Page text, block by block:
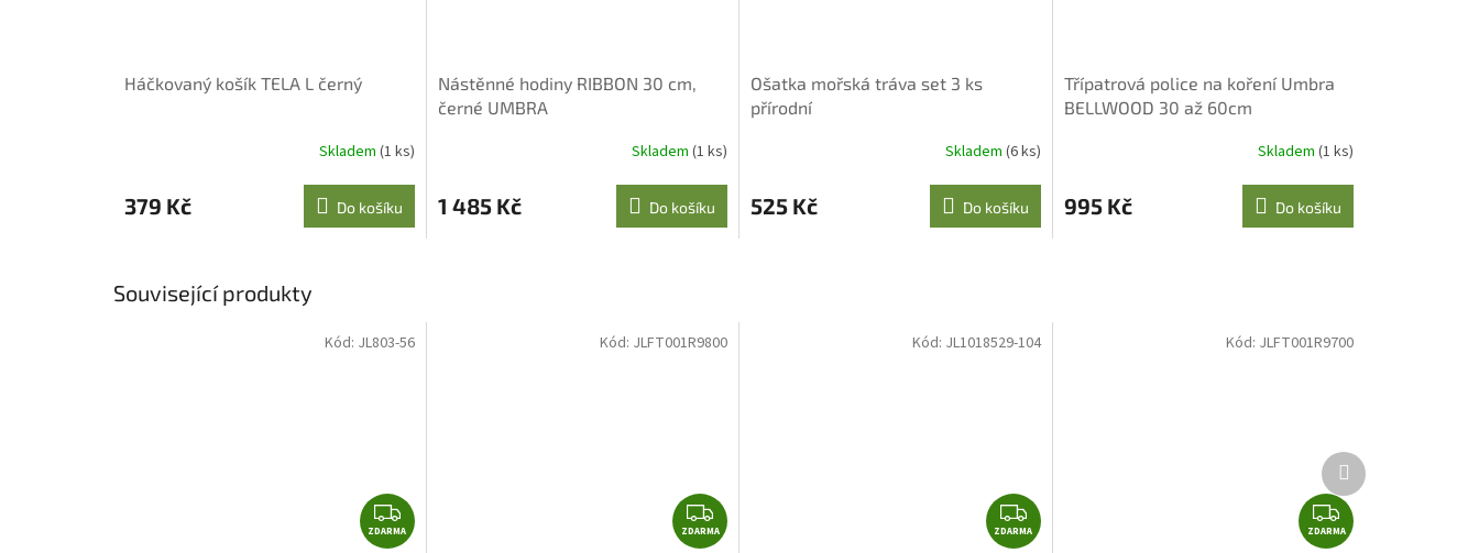
Háčkovaný košík TELA L černý
Skladem (1 ks)
379 Kč Do košíku
Nástěnné hodiny RIBBON 30 cm,
černé UMBRA
Skladem (1 ks)
1 485 Kč Do košíku
Ošatka mořská tráva set 3 ks
přírodní
Skladem (6 ks)
525 Kč Do košíku
Třípatrová police na koření Umbra
BELLWOOD 30 až 60cm
Skladem (1 ks)
995 Kč Do košíku
Související produkty
Z
D
ZDARMA
Kód: JL803-56
Z
D
ZDARMA
Kód: JLFT001R9800
Z
D
ZDARMA
Kód: JL1018529-104
Z
D
ZDARMA
Kód: JLFT001R9700
Další
produkt